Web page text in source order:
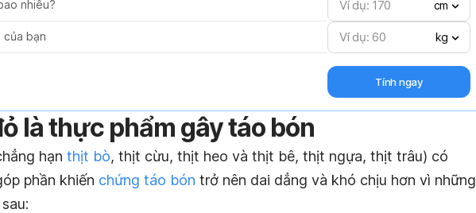
nhiêu? cm
của bạn kg
Tính ngay
là thực phẩm gây táo bón
hạn thịt bò, thịt cừu, thịt heo và thịt bê, thịt ngựa, thịt trâu) có
phần khiến chứng táo bón trở nên dai dẳng và khó chịu hơn vì những